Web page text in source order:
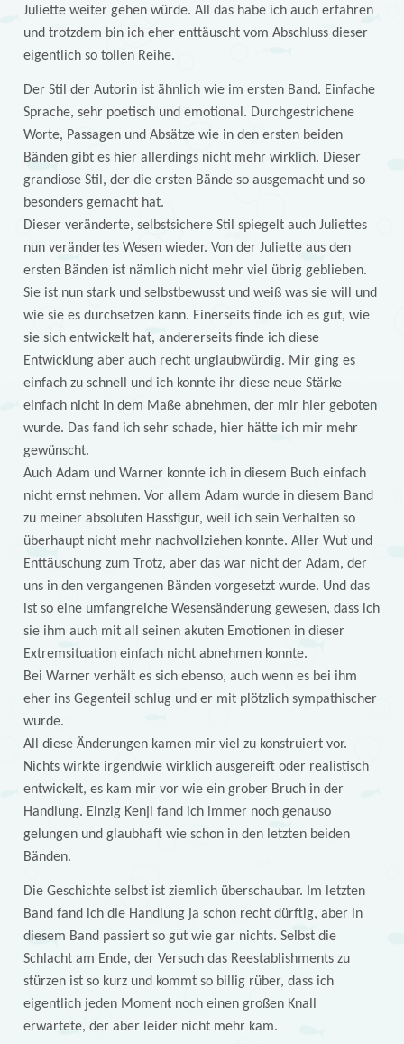
Juliette weiter gehen würde. All das habe ich auch erfahren
und trotzdem bin ich eher enttäuscht vom Abschluss dieser
eigentlich so tollen Reihe.
Der Stil der Autorin ist ähnlich wie im ersten Band. Einfache
Sprache, sehr poetisch und emotional. Durchgestrichene
Worte, Passagen und Absätze wie in den ersten beiden
Bänden gibt es hier allerdings nicht mehr wirklich. Dieser
grandiose Stil, der die ersten Bände so ausgemacht und so
besonders gemacht hat.
Dieser veränderte, selbstsichere Stil spiegelt auch Juliettes
nun verändertes Wesen wieder. Von der Juliette aus den
ersten Bänden ist nämlich nicht mehr viel übrig geblieben.
Sie ist nun stark und selbstbewusst und weiß was sie will und
wie sie es durchsetzen kann. Einerseits finde ich es gut, wie
sie sich entwickelt hat, andererseits finde ich diese
Entwicklung aber auch recht unglaubwürdig. Mir ging es
einfach zu schnell und ich konnte ihr diese neue Stärke
einfach nicht in dem Maße abnehmen, der mir hier geboten
wurde. Das fand ich sehr schade, hier hätte ich mir mehr
gewünscht.
Auch Adam und Warner konnte ich in diesem Buch einfach
nicht ernst nehmen. Vor allem Adam wurde in diesem Band
zu meiner absoluten Hassfigur, weil ich sein Verhalten so
überhaupt nicht mehr nachvollziehen konnte. Aller Wut und
Enttäuschung zum Trotz, aber das war nicht der Adam, der
uns in den vergangenen Bänden vorgesetzt wurde. Und das
ist so eine umfangreiche Wesensänderung gewesen, dass ich
sie ihm auch mit all seinen akuten Emotionen in dieser
Extremsituation einfach nicht abnehmen konnte.
Bei Warner verhält es sich ebenso, auch wenn es bei ihm
eher ins Gegenteil schlug und er mit plötzlich sympathischer
wurde.
All diese Änderungen kamen mir viel zu konstruiert vor.
Nichts wirkte irgendwie wirklich ausgereift oder realistisch
entwickelt, es kam mir vor wie ein grober Bruch in der
Handlung. Einzig Kenji fand ich immer noch genauso
gelungen und glaubhaft wie schon in den letzten beiden
Bänden.
Die Geschichte selbst ist ziemlich überschaubar. Im letzten
Band fand ich die Handlung ja schon recht dürftig, aber in
diesem Band passiert so gut wie gar nichts. Selbst die
Schlacht am Ende, der Versuch das Reestablishments zu
stürzen ist so kurz und kommt so billig rüber, dass ich
eigentlich jeden Moment noch einen großen Knall
erwartete, der aber leider nicht mehr kam.